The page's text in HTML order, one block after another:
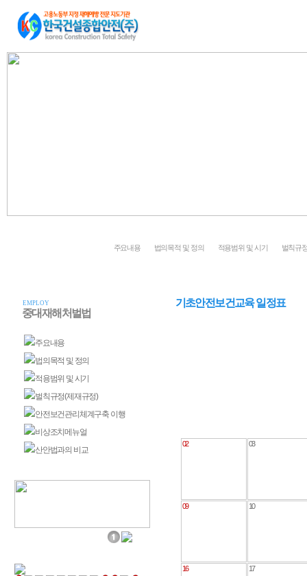
주요내용 법의목적 및 정의 적용범위 및 시기 벌칙규
EMPLOY
중대재해처벌법
주요내용
법의목적 및 정의
적용범위 및 시기
벌칙규정(제재규정)
안전보건관리체계구축 이행
비상조치메뉴얼
산안법과의 비교
기초안전보건교육 일정표
02 03
09 10
16 17